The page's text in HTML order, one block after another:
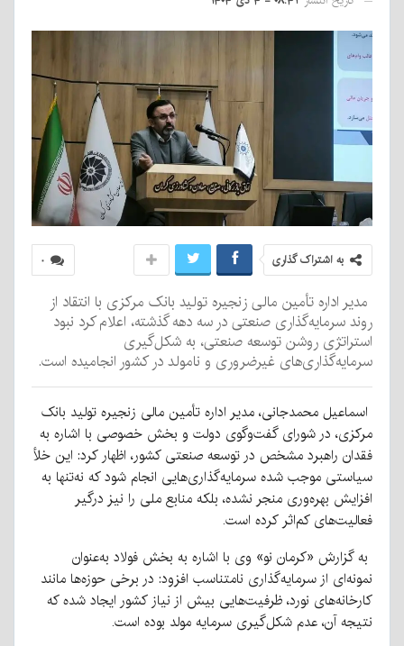
۰ به اشتراک گذاری
مدیر اداره تأمین مالی زنجیره تولید بانک مرکزی با انتقاد از
روند سرمایه‌گذاری صنعتی در سه دهه گذشته، اعلام کرد نبود
استراتژی روشن توسعه صنعتی، به شکل‌گیری
سرمایه‌گذاری‌های غیرضروری و نامولد در کشور انجامیده است.
اسماعیل محمدجانی، مدیر اداره تأمین مالی زنجیره تولید بانک
مرکزی، در شورای گفت‌وگوی دولت و بخش خصوصی با اشاره به
فقدان راهبرد مشخص در توسعه صنعتی کشور، اظهار کرد: این خلأ
سیاستی موجب شده سرمایه‌گذاری‌هایی انجام شود که نه‌تنها به
افزایش بهره‌وری منجر نشده، بلکه منابع ملی را نیز درگیر
فعالیت‌های کم‌اثر کرده است.
به گزارش «کرمان نو» وی با اشاره به بخش فولاد به‌عنوان
نمونه‌ای از سرمایه‌گذاری نامتناسب افزود: در برخی حوزه‌ها مانند
کارخانه‌های نورد، ظرفیت‌هایی بیش از نیاز کشور ایجاد شده که
نتیجه آن، عدم شکل‌گیری سرمایه مولد بوده است.